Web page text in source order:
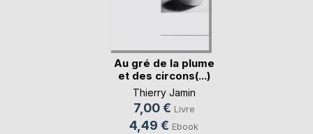
Au gré de la plume
et des circons(...)
Thierry Jamin
7,00 € Livre
4,49 € Ebook